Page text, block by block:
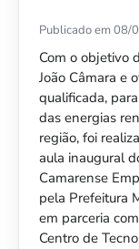
Publicado em 08/
Com o objetivo
João Câmara e
qualificada,
das energias
região, foi
aula inaugural
Camarense
pela Prefeitura
em parceria
Centro de